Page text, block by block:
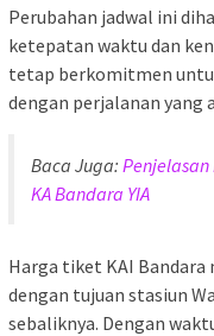
Perubahan jadwal ini
ketepatan waktu dan
tetap berkomitmen
dengan perjalanan yang
Baca Juga:
KA Bandara YIA
Harga tiket KAI Bandara
dengan tujuan stasiun
sebaliknya. Dengan